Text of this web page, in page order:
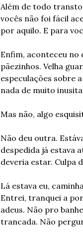
Além de todo
vocês não foi fácil
por aquilo. E para
Enfim, aconteceu no
pãezinhos. Velha
especulações sobre
nada de muito
Mas não, algo
Não deu outra.
despedida já estava
deveria estar. Culpa
Lá estava eu,
Entrei, tranquei a
adeus. Não pro
trancada. Não